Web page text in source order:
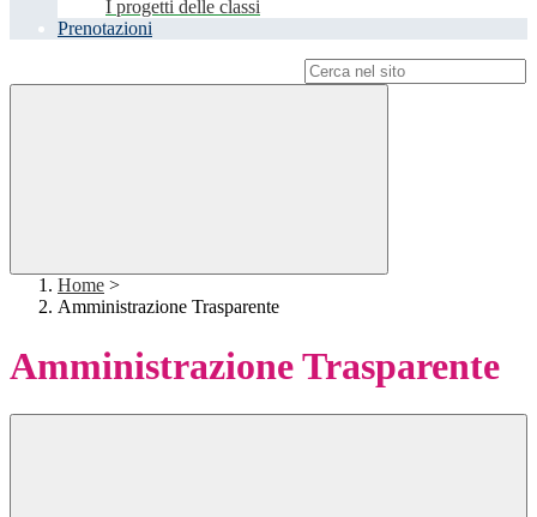
I progetti delle classi
Prenotazioni
Home >
Amministrazione Trasparente
Amministrazione Trasparente